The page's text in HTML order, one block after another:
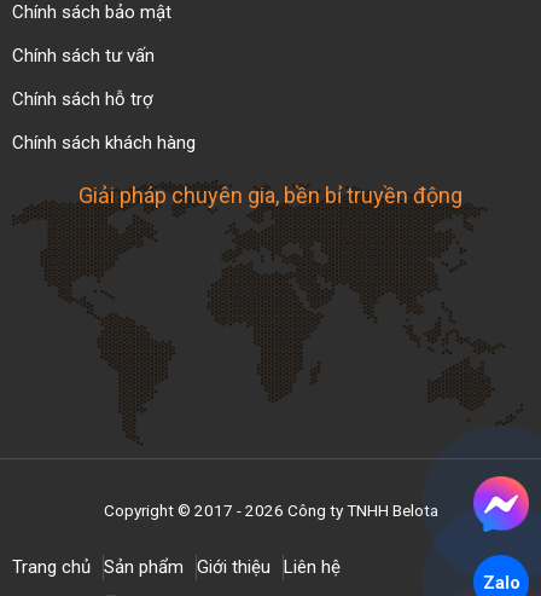
Lực kéo dãn 1% : 5N/mm
Pulley nhỏ nhất có thể chạy : 15mm
8. Ropanyl ESM 5/2 00+015 light blue AS FG AM NF
Độ dày : 1.3mm
Lực kéo dãn 1% : 5N/mm
Pulley nhỏ nhất có thể chạy : 20mm
Băng tải PU Duratemp cho môi trường có
nhiêt độ cao
Duratemp EM 6/2 00+02 white M1 FG HR 571779
Đường kính pulley tối thiểu Flexing: 6mm
Nhiệt độ -20 °C / +115 °C tối đa lên tới +130 °C
Chính sách bảo mật
Chính sách tư vấn
Chính sách hỗ trợ
Chính sách khách hàng
Giải pháp chuyên gia, bền bỉ truyền động
Copyright © 2017 - 2026 Công ty TNHH Belota
Trang chủ Sản phẩm Giới thiệu Liên hệ Zalo